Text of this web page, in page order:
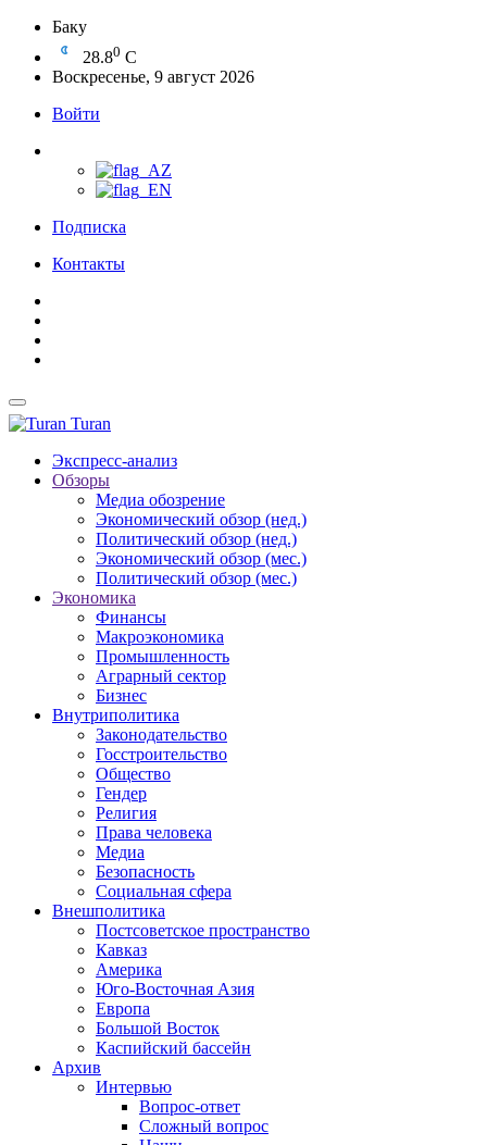
Баку
28.80 C
Воскресенье, 9 август 2026
Войти
Подписка
Контакты
Turan
Экспресс-анализ
Обзоры
Медиа обозрение
Экономический обзор (нед.)
Политический обзор (нед.)
Экономический обзор (мес.)
Политический обзор (мес.)
Экономика
Финансы
Макроэкономика
Промышленность
Аграрный сектор
Бизнес
Внутриполитика
Законодательство
Госстроительство
Общество
Гендер
Религия
Права человека
Медиа
Безопасность
Социальная сфера
Внешполитика
Постсоветское пространство
Кавказ
Америка
Юго-Восточная Азия
Европа
Большой Восток
Каспийский бассейн
Архив
Интервью
Вопрос-ответ
Сложный вопрос